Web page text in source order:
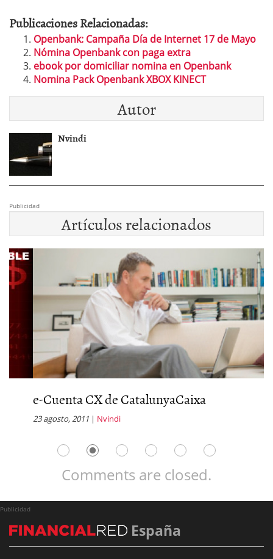
Publicaciones Relacionadas:
Openbank: Campaña Día de Internet 17 de Mayo
Nómina Openbank con paga extra
ebook por domiciliar nomina en Openbank
Nomina Pack Openbank XBOX KINECT
Autor
Nvindi
Publicidad
Artículos relacionados
e-Cuenta CX de CatalunyaCaixa
23 agosto, 2011|Nvindi
Comments are closed.
Publicidad
España